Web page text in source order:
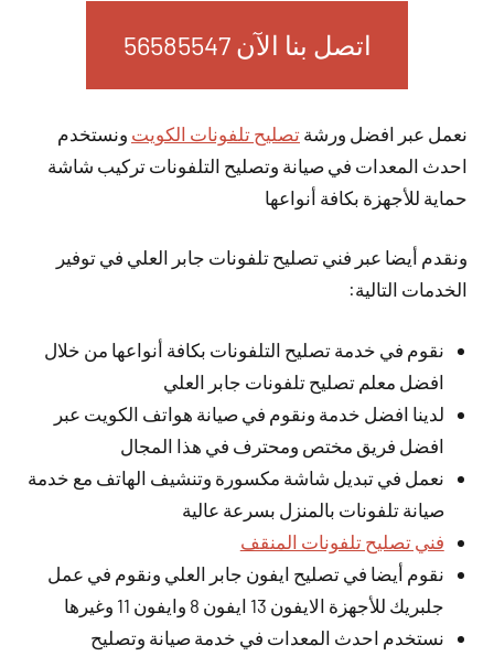
اتصل بنا الآن 56585547
نعمل عبر افضل ورشة تصليح تلفونات الكويت ونستخدم
احدث المعدات في صيانة وتصليح التلفونات تركيب شاشة
حماية للأجهزة بكافة أنواعها
ونقدم أيضا عبر فني تصليح تلفونات جابر العلي في توفير
الخدمات التالية:
نقوم في خدمة تصليح التلفونات بكافة أنواعها من خلال
افضل معلم تصليح تلفونات جابر العلي
لدينا افضل خدمة ونقوم في صيانة هواتف الكويت عبر
افضل فريق مختص ومحترف في هذا المجال
نعمل في تبديل شاشة مكسورة وتنشيف الهاتف مع خدمة
صيانة تلفونات بالمنزل بسرعة عالية
فني تصليح تلفونات المنقف
نقوم أيضا في تصليح ايفون جابر العلي ونقوم في عمل
جلبريك للأجهزة الايفون 13 ايفون 8 وايفون 11 وغيرها
نستخدم احدث المعدات في خدمة صيانة وتصليح